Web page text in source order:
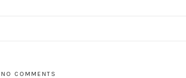
NO COMMENTS